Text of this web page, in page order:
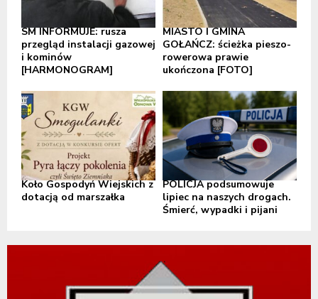
SM INFORMUJE: rusza
przegląd instalacji gazowej
i kominów
[HARMONOGRAM]
MIASTO I GMINA
GOŁAŃCZ: ścieżka pieszo-
rowerowa prawie
ukończona [FOTO]
Koło Gospodyń Wiejskich z
dotacją od marszałka
POLICJA podsumowuje
lipiec na naszych drogach.
Śmierć, wypadki i pijani